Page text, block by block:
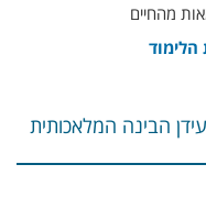
מהחיים
הבינה המלאכותית